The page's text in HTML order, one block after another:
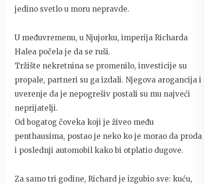
jedino svetlo u moru nepravde.
U međuvremenu, u Njujorku, imperija Richarda
Halea počela je da se ruši.
Tržište nekretnina se promenilo, investicije su
propale, partneri su ga izdali. Njegova arogancija i
uverenje da je nepogrešiv postali su mu najveći
neprijatelji.
Od bogatog čoveka koji je živeo među
penthausima, postao je neko ko je morao da proda
i poslednji automobil kako bi otplatio dugove.
Za samo tri godine, Richard je izgubio sve: kuću,